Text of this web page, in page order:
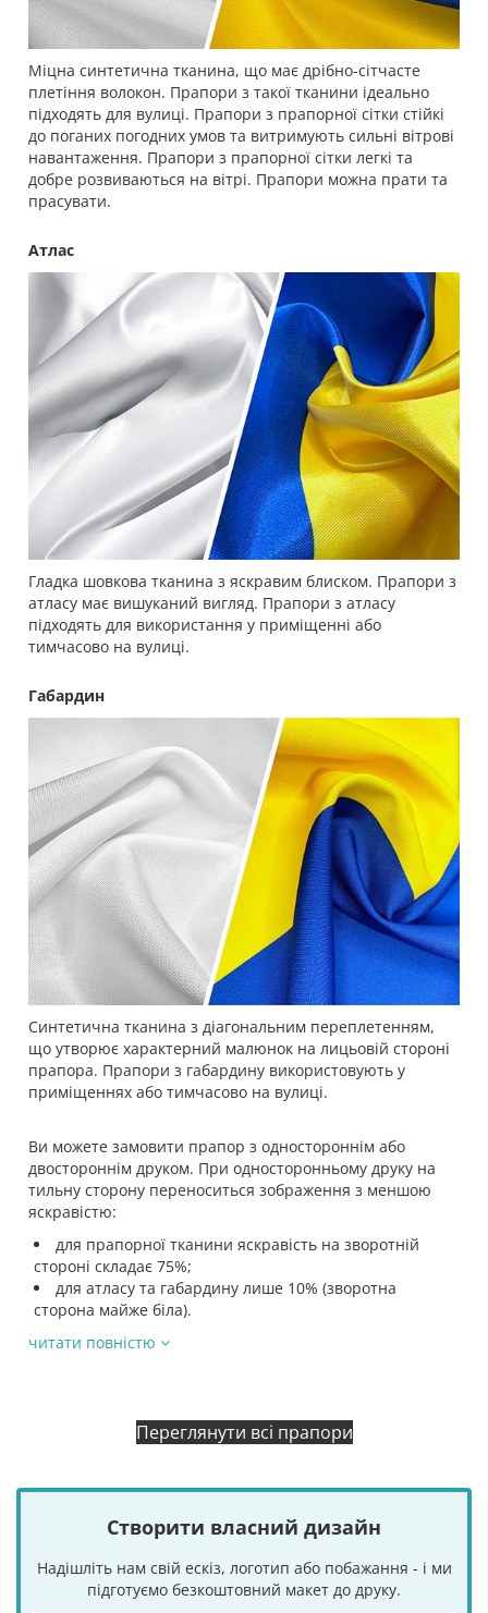
Міцна синтетична тканина, що має дрібно-сітчасте
плетіння волокон. Прапори з такої тканини ідеально
підходять для вулиці. Прапори з прапорної сітки стійкі
до поганих погодних умов та витримують сильні вітрові
навантаження. Прапори з прапорної сітки легкі та
добре розвиваються на вітрі. Прапори можна прати та
прасувати.
Атлас
Гладка шовкова тканина з яскравим блиском. Прапори з
атласу має вишуканий вигляд. Прапори з атласу
підходять для використання у приміщенні або
тимчасово на вулиці.
Габардин
Синтетична тканина з діагональним переплетенням,
що утворює характерний малюнок на лицьовій стороні
прапора. Прапори з габардину використовують у
приміщеннях або тимчасово на вулиці.
Ви можете замовити прапор з одностороннім або
двостороннім друком. При односторонньому друку на
тильну сторону переноситься зображення з меншою
яскравістю:
для прапорної тканини яскравість на зворотній
стороні складає 75%;
для атласу та габардину лише 10% (зворотна
сторона майже біла).
читати повністю
Переглянути всі прапори
Створити власний дизайн
Надішліть нам свій ескіз, логотип або побажання - і ми
підготуємо безкоштовний макет до друку.